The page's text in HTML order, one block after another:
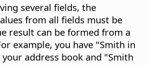
several fields, the
from all fields must be
result can be formed from a
example, you have "Smith in
address book and "Smith